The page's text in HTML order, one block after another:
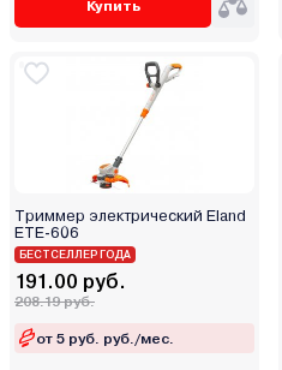
Купить
Триммер электрический Eland
ETE-606
БЕСТСЕЛЛЕР ГОДА
191.00 руб.
208.19 руб.
от 5 руб. руб./мес.